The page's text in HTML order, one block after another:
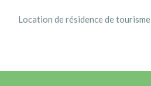
Location de résidence de tourisme